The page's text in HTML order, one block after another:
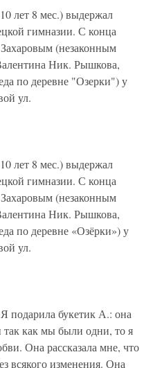
лет 8 мес.) выдержал
гимназии. С конца
(незаконным
Ник. Рышкова,
по деревне "Озерки") у
ул.
лет 8 мес.) выдержал
гимназии. С конца
(незаконным
Ник. Рышкова,
по деревне «Озёрки») у
ул.
подарила букетик А.: она
так как мы были одни, то я
Она рассказала мне, что
всякого изменения. Она